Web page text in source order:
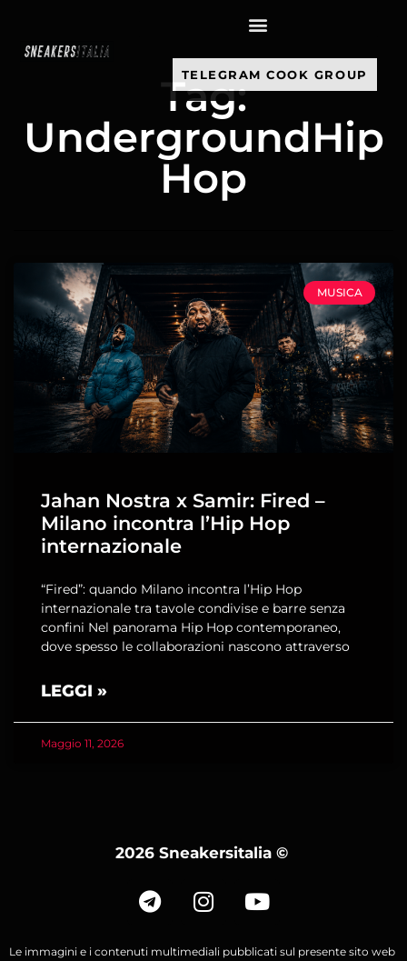
TELEGRAM COOK GROUP
Tag:
UndergroundHip
Hop
MUSICA
Jahan Nostra x Samir: Fired –
Milano incontra l’Hip Hop
internazionale
“Fired”: quando Milano incontra l’Hip Hop
internazionale tra tavole condivise e barre senza
confini Nel panorama Hip Hop contemporaneo,
dove spesso le collaborazioni nascono attraverso
LEGGI »
Maggio 11, 2026
2026 Sneakersitalia ©
Le immagini e i contenuti multimediali pubblicati sul presente sito web